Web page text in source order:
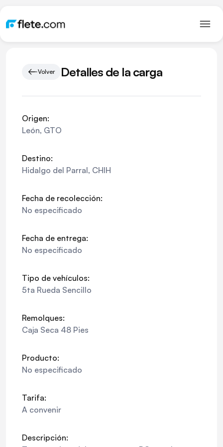
Volver Detalles de la carga
Origen:
León, GTO
Destino:
Hidalgo del Parral, CHIH
Fecha de recolección:
No especificado
Fecha de entrega:
No especificado
Tipo de vehículos:
5ta Rueda Sencillo
Remolques:
Caja Seca 48 Pies
Producto:
No especificado
Tarifa:
A convenir
Descripción: